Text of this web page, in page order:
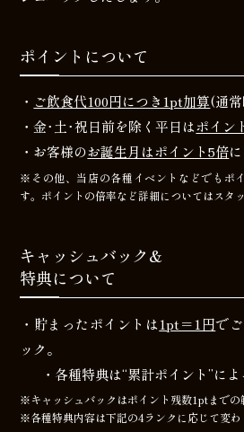
ポイントについて
・ ご飲食代100円につき1pt加算(通常
・金･土･祝日前を除く平日はポイン
・お客様のお誕生月はポイント5倍
※その他、当店の各種イベントなどでもポ
す。ポイントの倍率など詳細についてはスタ
キャッシュバック&
特典について
・貯まったポイントは1pt＝1円で
ック。
・各種特典は“累計ポイント”によ
※キャッシュバックはポイント残数1ptまでの
※各種特典内容は下記の4ランクに応じて変わ